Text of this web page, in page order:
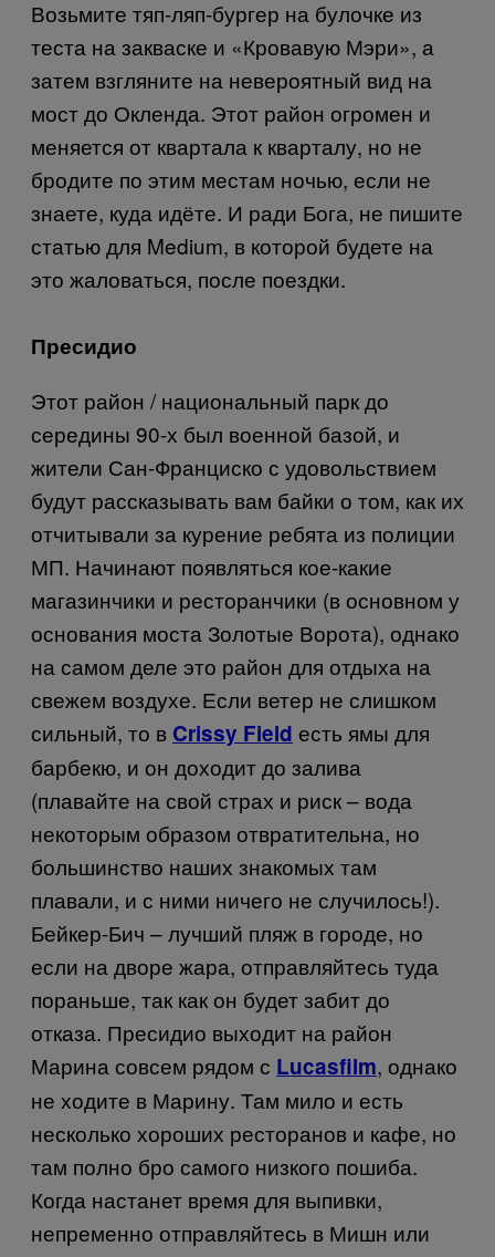
Возьмите тяп-ляп-бургер на булочке из
теста на закваске и «Кровавую Мэри», а
затем взгляните на невероятный вид на
мост до Окленда. Этот район огромен и
меняется от квартала к кварталу, но не
бродите по этим местам ночью, если не
знаете, куда идёте. И ради Бога, не пишите
статью для Medium, в которой будете на
это жаловаться, после поездки.
Пресидио
Этот район / национальный парк до
середины 90-х был военной базой, и
жители Сан-Франциско с удовольствием
будут рассказывать вам байки о том, как их
отчитывали за курение ребята из полиции
МП. Начинают появляться кое-какие
магазинчики и ресторанчики (в основном у
основания моста Золотые Ворота), однако
на самом деле это район для отдыха на
свежем воздухе. Если ветер не слишком
сильный, то в Crissy Field есть ямы для
барбекю, и он доходит до залива
(плавайте на свой страх и риск – вода
некоторым образом отвратительна, но
большинство наших знакомых там
плавали, и с ними ничего не случилось!).
Бейкер-Бич – лучший пляж в городе, но
если на дворе жара, отправляйтесь туда
пораньше, так как он будет забит до
отказа. Пресидио выходит на район
Марина совсем рядом с Lucasfilm, однако
не ходите в Марину. Там мило и есть
несколько хороших ресторанов и кафе, но
там полно бро самого низкого пошиба.
Когда настанет время для выпивки,
непременно отправляйтесь в Мишн или